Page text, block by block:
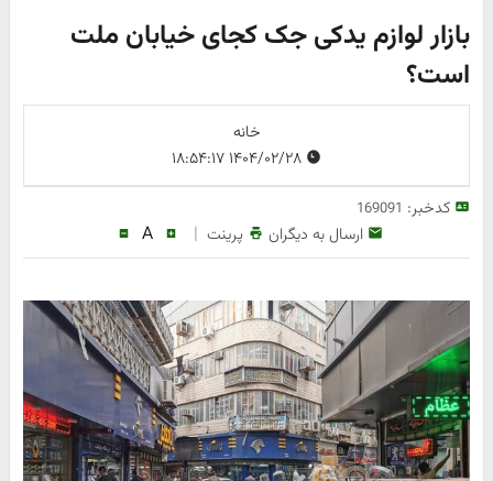
بازار لوازم یدکی جک کجای خیابان ملت
است؟
خانه
۱۴۰۴/۰۲/۲۸ ۱۸:۵۴:۱۷
کدخبر: 169091
ارسال به دیگران پرینت |
A